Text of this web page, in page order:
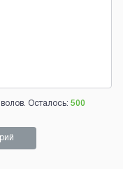
Осталось: 500